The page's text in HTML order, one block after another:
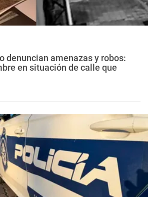
denuncian amenazas y robos:
en situación de calle que